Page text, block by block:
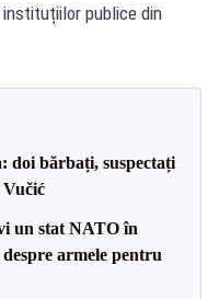
publice din
doi bărbați, suspectați
Vučić
un stat NATO în
armele pentru